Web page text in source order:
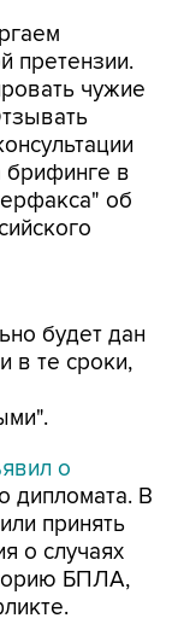
претензии.
чужие
брифинге в
об
будет дан
в те сроки,
о
дипломата. В
принять
о случаях
БПЛА,